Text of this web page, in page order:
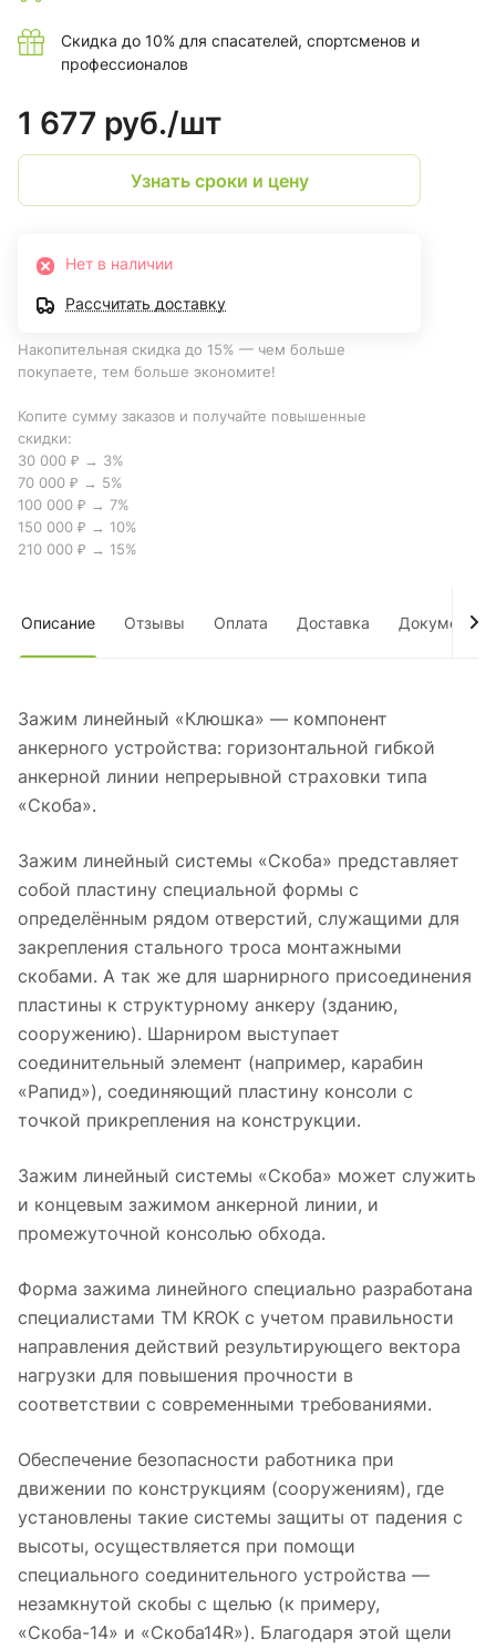
Скидка до 10% для спасателей, спортсменов и
профессионалов
1 677 руб./шт
Узнать сроки и цену
Нет в наличии
Рассчитать доставку
Накопительная скидка до 15% — чем больше
покупаете, тем больше экономите!
Копите сумму заказов и получайте повышенные
скидки:
30 000 ₽ → 3%
70 000 ₽ → 5%
100 000 ₽ → 7%
150 000 ₽ → 10%
210 000 ₽ → 15%
Описание Отзывы Оплата Доставка Документы
Зажим линейный «Клюшка» — компонент
анкерного устройства: горизонтальной гибкой
анкерной линии непрерывной страховки типа
«Скоба».
Зажим линейный системы «Скоба» представляет
собой пластину специальной формы с
определённым рядом отверстий, служащими для
закрепления стального троса монтажными
скобами. А так же для шарнирного присоединения
пластины к структурному анкеру (зданию,
сооружению). Шарниром выступает
соединительный элемент (например, карабин
«Рапид»), соединяющий пластину консоли с
точкой прикрепления на конструкции.
Зажим линейный системы «Скоба» может служить
и концевым зажимом анкерной линии, и
промежуточной консолью обхода.
Форма зажима линейного специально разработана
специалистами ТМ KROK с учетом правильности
направления действий результирующего вектора
нагрузки для повышения прочности в
соответствии с современными требованиями.
Обеспечение безопасности работника при
движении по конструкциям (сооружениям), где
установлены такие системы защиты от падения с
высоты, осуществляется при помощи
специального соединительного устройства —
незамкнутой скобы с щелью (к примеру,
«Скоба-14» и «Скоба14R»). Благодаря этой щели